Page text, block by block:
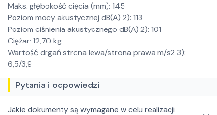
Maks. głębokość cięcia (mm): 145
Poziom mocy akustycznej dB(A) 2): 113
Poziom ciśnienia akustycznego dB(A) 2): 101
Ciężar: 12,70 kg
Wartość drgań strona lewa/strona prawa m/s2 3):
6,5/3,9
Pytania i odpowiedzi
Jakie dokumenty są wymagane w celu realizacji